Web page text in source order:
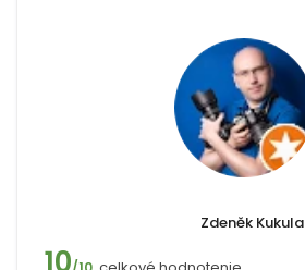
Zdeněk Kukula